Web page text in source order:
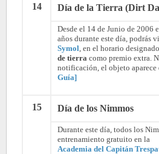
14 Día de la Tierra (Dirt
Desde el 14 de Junio de 2006
años durante este día, podrás
Symol , en el horario
de tierra como premio extra.
notificación, el objeto aparece
Guía]
15 Día de los Nimmos
Durante este día, todos los
entrenamiento gratuito en la
Academia del Capitán